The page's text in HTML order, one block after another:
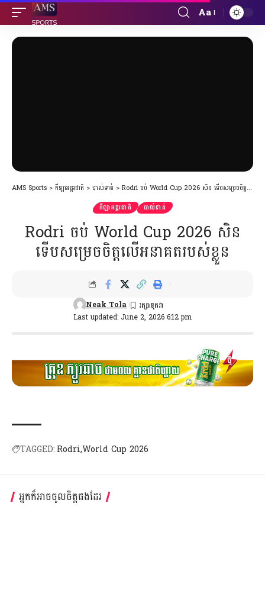
Font
Resizer
Aa
AMS Sports > កីឡាអន្តរជាតិ > បាល់ទាត់ > Rodri ចប់ World Cup​ 2026 សិន ទើបសម្រេចចិត្តលើអនាគតរបស់ខ្លួន
កីឡាអន្តរជាតិ បាល់ទាត់
Rodri ចប់ World Cup​ 2026 សិន
ទើបសម្រេចចិត្តលើអនាគតរបស់ខ្លួន
Last updated: June 2, 2026 6:12 pm
Neak Tola
TAGGED: RodriWorld Cup​ 2026
អ្នកក៏អាចចូលចិត្តផងដែរ